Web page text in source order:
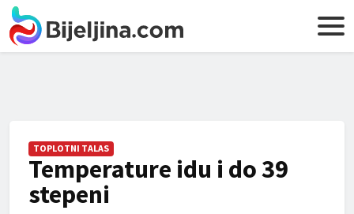
TOPLOTNI TALAS
Temperature idu i do 39
stepeni